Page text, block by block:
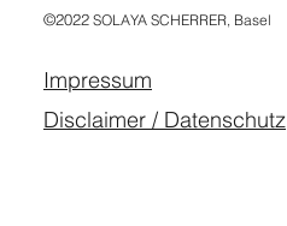
©2022 SOLAYA SCHERRER, Basel
Impressum
Disclaimer / Datenschutz